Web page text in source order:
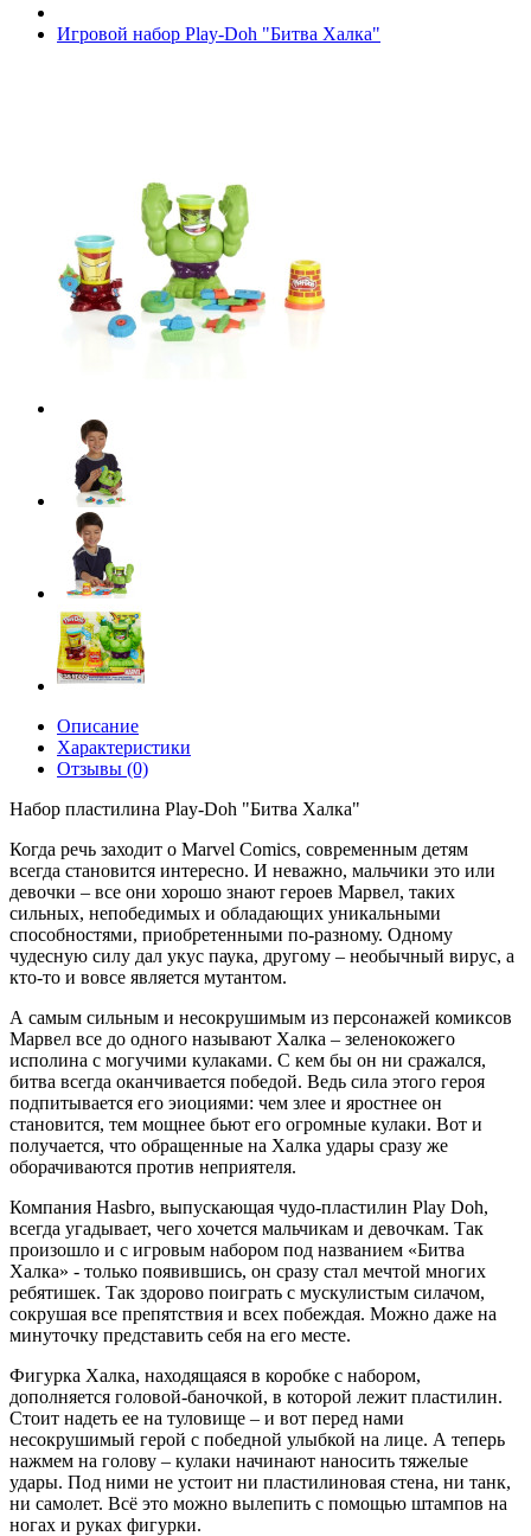
Игровой набор Play-Doh "Битва Халка"
Описание
Характеристики
Отзывы (0)
Набор пластилина Play-Doh "Битва Халка"
Когда речь заходит о Marvel Comics, современным детям
всегда становится интересно. И неважно, мальчики это или
девочки – все они хорошо знают героев Марвел, таких
сильных, непобедимых и обладающих уникальными
способностями, приобретенными по-разному. Одному
чудесную силу дал укус паука, другому – необычный вирус, а
кто-то и вовсе является мутантом.
А самым сильным и несокрушимым из персонажей комиксов
Марвел все до одного называют Халка – зеленокожего
исполина с могучими кулаками. С кем бы он ни сражался,
битва всегда оканчивается победой. Ведь сила этого героя
подпитывается его эиоциями: чем злее и яростнее он
становится, тем мощнее бьют его огромные кулаки. Вот и
получается, что обращенные на Халка удары сразу же
оборачиваются против неприятеля.
Компания Hasbro, выпускающая чудо-пластилин Play Doh,
всегда угадывает, чего хочется мальчикам и девочкам. Так
произошло и с игровым набором под названием «Битва
Халка» - только появившись, он сразу стал мечтой многих
ребятишек. Так здорово поиграть с мускулистым силачом,
сокрушая все препятствия и всех побеждая. Можно даже на
минуточку представить себя на его месте.
Фигурка Халка, находящаяся в коробке с набором,
дополняется головой-баночкой, в которой лежит пластилин.
Стоит надеть ее на туловище – и вот перед нами
несокрушимый герой с победной улыбкой на лице. А теперь
нажмем на голову – кулаки начинают наносить тяжелые
удары. Под ними не устоит ни пластилиновая стена, ни танк,
ни самолет. Всё это можно вылепить с помощью штампов на
ногах и руках фигурки.